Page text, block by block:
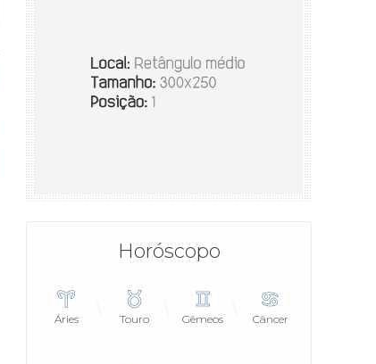
Horóscopo
Áries Touro Gêmeos Câncer